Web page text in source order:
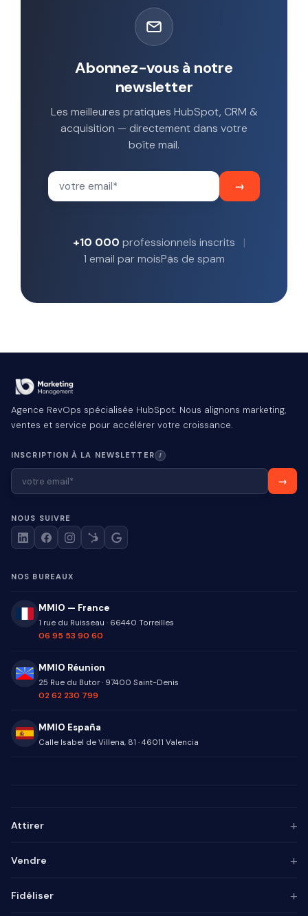
Abonnez-vous à notre
newsletter
Les meilleures pratiques HubSpot, CRM &
acquisition — directement dans votre
boîte mail.
+10 000 professionnels inscrits
1 email par moisPas de spam
Agence RevOps spécialisée HubSpot. Nous alignons marketing,
ventes et service pour accélérer votre croissance.
INSCRIPTION À LA NEWSLETTER I
NOUS SUIVRE
NOS BUREAUX
MMIO — France
1 rue du Ruisseau · 66440 Torreilles
06 95 53 90 60
MMIO Réunion
25 Rue du Butor· 97400 Saint-Denis
02 62 230 799
MMIO España
Calle Isabel de Villena, 81 · 46011 Valencia
Attirer +
Marketing de contenu
Agence GEO
Vendre +
Alignement mktg-vente
Fidéliser +